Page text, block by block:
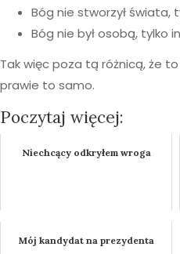
Bóg nie stworzył świata,
Bóg nie był osobą, tylko
Tak więc poza tą różnicą, że
prawie to samo.
Poczytaj więcej:
Niechcący odkryłem wroga
Mój kandydat na prezydenta